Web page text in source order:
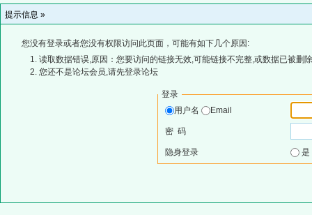
提示信息 »
您没有登录或者您没有权限访问此页面，可能有如下几个原因:
读取数据错误,原因：您要访问的链接无效,可能链接不完整,或数据已被删
您还不是论坛会员,请先登录论坛
登录
用户名
Email
密 码
隐身登录